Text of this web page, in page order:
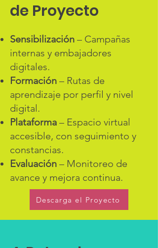
de Proyecto
Sensibilización – Campañas
internas y embajadores
digitales.
Formación – Rutas de
aprendizaje por perfil y nivel
digital.
Plataforma – Espacio virtual
accesible, con seguimiento y
constancias.
Evaluación – Monitoreo de
avance y mejora continua.
Descarga el Proyecto